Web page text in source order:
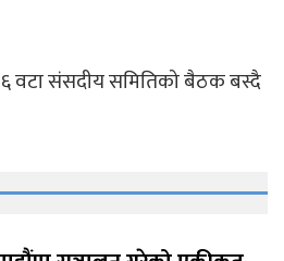
वटा संसदीय समितिको बैठक बस्दै